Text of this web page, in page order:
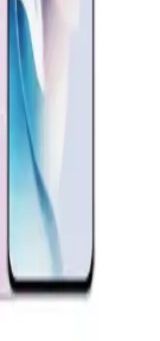
A16
tasarım,
güncel
ve Teknik
seçiminde
içerir.